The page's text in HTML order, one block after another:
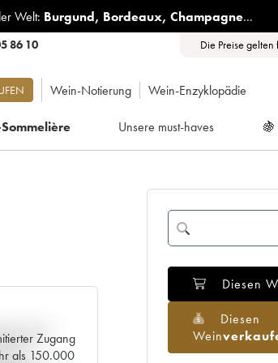
Welt: Burgund, Bordeaux, Champagne...
86 10 Die Preise
Wein-Notierung Wein-Enzyklopädie
Unsere must-haves 🍇
Zugang
als 150.000
der
Diesen
Diesen
Wein